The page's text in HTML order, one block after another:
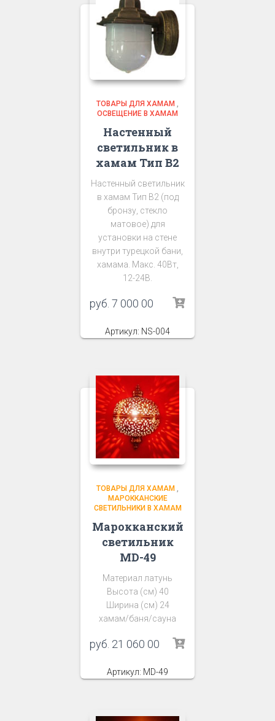
ТОВАРЫ ДЛЯ ХАМАМ
ОСВЕЩЕНИЕ В ХАМАМ
Настенный
светильник в
хамам Тип В2
Настенный светильник
в хамам Тип В2 (под
бронзу, стекло
матовое) для
установки на стене
внутри турецкой бани,
хамама. Макс. 40Вт,
12-24В.
руб. 7 000 00
Артикул: NS-004
ТОВАРЫ ДЛЯ ХАМАМ
МАРОККАНСКИЕ
СВЕТИЛЬНИКИ В ХАМАМ
Марокканский
светильник
MD-49
Материал латунь
Высота (см) 40
Ширина (см) 24
хамам/баня/сауна
руб. 21 060 00
Артикул: MD-49